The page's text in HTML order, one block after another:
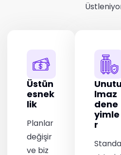
Üstün
esnek
lik
Planlar
değişir
ve biz
Unutu
lmaz
dene
yimle
r
Standa